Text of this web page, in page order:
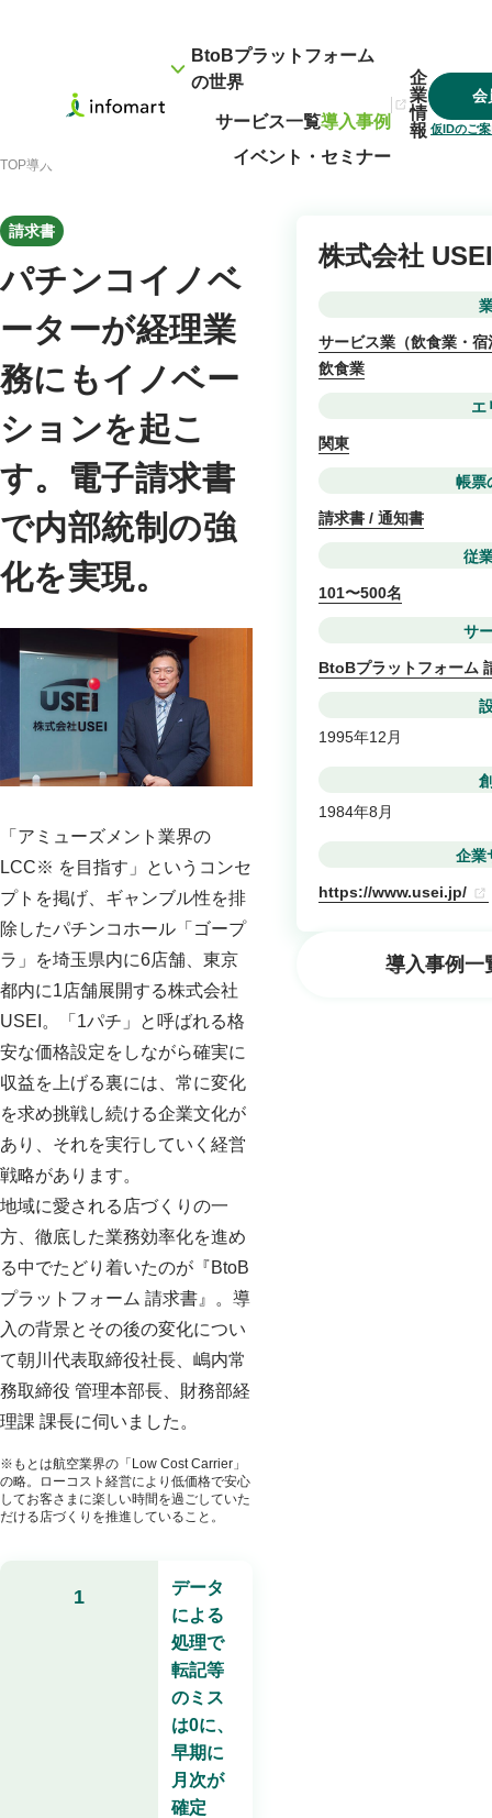
BtoBプラットフォーム
の世界
サービス一覧導入事例
イベント・セミナー
企
業
情
報
会
仮IDのご
TOP導入事例 パチンコイノベーターが経理業務にもイノベーションを起こす。電
請求書
パチンコイノベ
ーターが経理業
務にもイノベー
ションを起こ
す。電子請求書
で内部統制の強
化を実現。
株式会社 USEI
サービス業（飲食業・
飲食業
エ
関東
帳票
請求書 / 通知書
従
101〜500名
サ
BtoBプラットフォーム
1995年12月
1984年8月
企業
https://www.usei.jp/
導入事例一
「アミューズメント業界の
LCC※ を目指す」というコンセ
プトを掲げ、ギャンブル性を排
除したパチンコホール「ゴープ
ラ」を埼玉県内に6店舗、東京
都内に1店舗展開する株式会社
USEI。「1パチ」と呼ばれる格
安な価格設定をしながら確実に
収益を上げる裏には、常に変化
を求め挑戦し続ける企業文化が
あり、それを実行していく経営
戦略があります。
地域に愛される店づくりの一
方、徹底した業務効率化を進め
る中でたどり着いたのが『BtoB
プラットフォーム 請求書』。導
入の背景とその後の変化につい
て朝川代表取締役社長、嶋内常
務取締役 管理本部長、財務部経
理課 課長に伺いました。
※もとは航空業界の「Low Cost Carrier」
の略。ローコスト経営により低価格で安心
してお客さまに楽しい時間を過ごしていた
だける店づくりを推進していること。
1
データ
による
処理で
転記等
のミス
は0に、
早期に
月次が
確定